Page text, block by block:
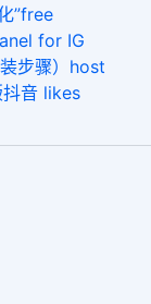
”free
for IG
步骤）host
音 likes